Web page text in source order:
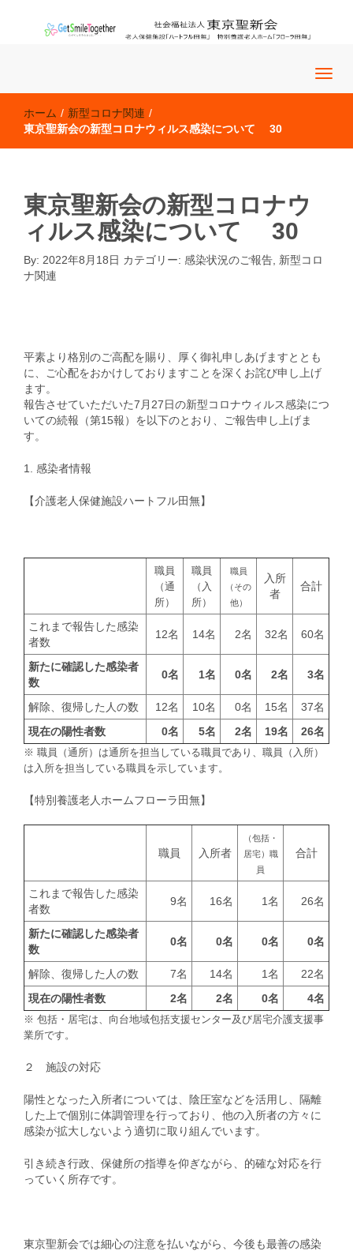
ホーム / 新型コロナ関連 /
東京聖新会の新型コロナウィルス感染について 30
東京聖新会の新型コロナウ
ィルス感染について 30
By: 2022年8月18日 カテゴリー: 感染状況のご報告 新型コロ
ナ関連
平素より格別のご高配を賜り、厚く御礼申しあげますととも
に、ご心配をおかけしておりますことを深くお詫び申し上げ
ます。
報告させていただいた7月27日の新型コロナウィルス感染につ
いての続報（第15報）を以下のとおり、ご報告申し上げま
す。
1. 感染者情報
【介護老人保健施設ハートフル田無】
職員
（通
所）
職員
（入
所）
職員
（その
他）
入所
者
合計
これまで報告した感染
者数
12名 14名 2名 32名 60名
新たに確認した感染者
数
0名 1名 0名 2名 3名
解除、復帰した人の数 12名 10名 0名 15名
37名
現在の陽性者数
0名 5名 2名 19名 26名
※ 職員（通所）は通所を担当している職員であり、職員（入所）
は入所を担当している職員を示しています。
【特別養護老人ホームフローラ田無】
職員 入所者
（包括・
居宅）職
員
合計
これまで報告した感染
者数
9名 16名 1名 26名
新たに確認した感染者
数
0名 0名 0名 0名
解除、復帰した人の数 7名 14名 1名
22名
現在の陽性者数
2名 2名 0名 4名
※ 包括・居宅は、向台地域包括支援センター及び居宅介護支援事
業所です。
２ 施設の対応
陽性となった入所者については、陰圧室などを活用し、隔離
した上で個別に体調管理を行っており、他の入所者の方々に
感染が拡大しないよう適切に取り組んでいます。
引き続き行政、保健所の指導を仰ぎながら、的確な対応を行
っていく所存です。
東京聖新会では細心の注意を払いながら、今後も最善の感染